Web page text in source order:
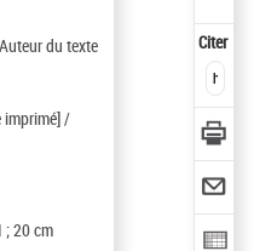
du texte
imprimé] /
; 20 cm
Citer